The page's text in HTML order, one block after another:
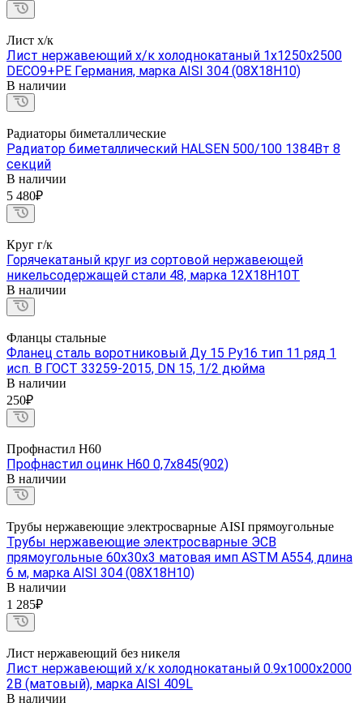
Лист х/к
Лист нержавеющий х/к холоднокатаный 1х1250х2500
DECO9+PE Германия, марка AISI 304 (08Х18Н10)
В наличии
Радиаторы биметаллические
Радиатор биметаллический HALSEN 500/100 1384Вт 8
секций
В наличии
5 480₽
Круг г/к
Горячекатаный круг из сортовой нержавеющей
никельсодержащей стали 48, марка 12Х18Н10Т
В наличии
Фланцы стальные
Фланец сталь воротниковый Ду 15 Ру16 тип 11 ряд 1
исп. B ГОСТ 33259-2015, DN 15, 1/2 дюйма
В наличии
250₽
Профнастил Н60
Профнастил оцинк Н60 0,7х845(902)
В наличии
Трубы нержавеющие электросварные AISI прямоугольные
Трубы нержавеющие электросварные ЭСВ
прямоугольные 60х30х3 матовая имп ASTM A554, длина
6 м, марка AISI 304 (08Х18Н10)
В наличии
1 285₽
Лист нержавеющий без никеля
Лист нержавеющий х/к холоднокатаный 0.9х1000х2000
2B (матовый), марка AISI 409L
В наличии